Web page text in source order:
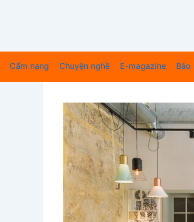
Cẩm nang Chuyện nghề E-magazine Báo